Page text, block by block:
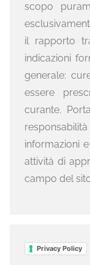
scopo
il rapporto
indicazioni
generale:
essere
curante.
informazioni
attività di
campo del
Privacy Policy